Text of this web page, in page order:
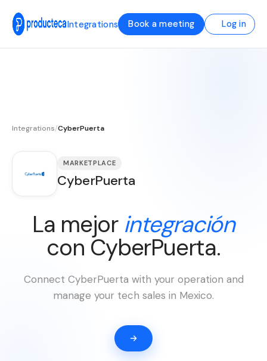
Integrations Book a meeting Log in
Integrations/CyberPuerta
MARKETPLACE
CyberPuerta
La mejor integración
con CyberPuerta.
Connect CyberPuerta with your operation and
manage your tech sales in Mexico.